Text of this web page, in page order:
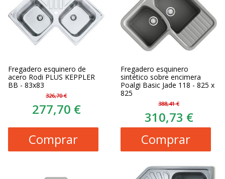
Fregadero esquinero de
acero Rodi PLUS KEPPLER
BB - 83x83
326,70 €
277,70 €
Comprar
Fregadero esquinero
sintético sobre encimera
Poalgi Basic Jade 118 - 825 x
825
388,41 €
310,73 €
Comprar